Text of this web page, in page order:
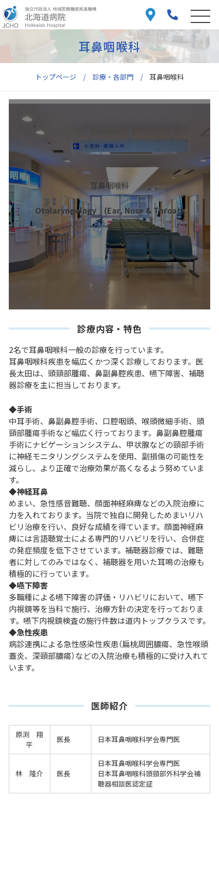
トップページ 診療・各部門 耳鼻咽喉科
耳鼻咽喉科
耳鼻咽喉科
Otolaryngology (Ear, Nose & Throat)
診療内容・特色
2名で耳鼻咽喉科一般の診療を行っています。
耳鼻咽喉科疾患を幅広くかつ深く診療しております。医
長太田は、頭頸部腫瘍、鼻副鼻腔疾患、嚥下障害、補聴
器診療を主に担当しております。
◆手術
中耳手術、鼻副鼻腔手術、口腔咽頭、喉頭微細手術、頭
頸部腫瘍手術など幅広く行っております。鼻副鼻腔腫瘍
手術にナビゲーションシステム、甲状腺などの頸部手術
に神経モニタリングシステムを使用、副損傷の可能性を
減らし、より正確で治療効果が高くなるよう努めていま
す。
◆神経耳鼻
めまい、急性感音難聴、顔面神経麻痺などの入院治療に
力を入れております。当院で独自に開発しためまいリハ
ビリ治療を行い、良好な成績を得ています。顔面神経麻
痺には言語聴覚士による専門的リハビリを行い、合併症
の発症頻度を低下させています。補聴器診療では、難聴
者に対してのみではなく、補聴器を用いた耳鳴の治療も
積極的に行っています。
◆嚥下障害
多職種による嚥下障害の評価・リハビリにおいて、嚥下
内視鏡等を当科で施行、治療方針の決定を行っておりま
す。嚥下内視鏡検査の施行件数は道内トップクラスです。
◆急性疾患
病診連携による急性感染性疾患（扁桃周囲膿瘍、急性喉頭
蓋炎、深頸部膿瘍）などの入院治療も積極的に受け入れて
います。
医師紹介
原渕 翔
平
医長 日本耳鼻咽喉科学会専門医
林 隆介 医長
日本耳鼻咽喉科学会専門医
日本耳鼻咽喉科頭頸部外科学会補
聴器相談医認定証